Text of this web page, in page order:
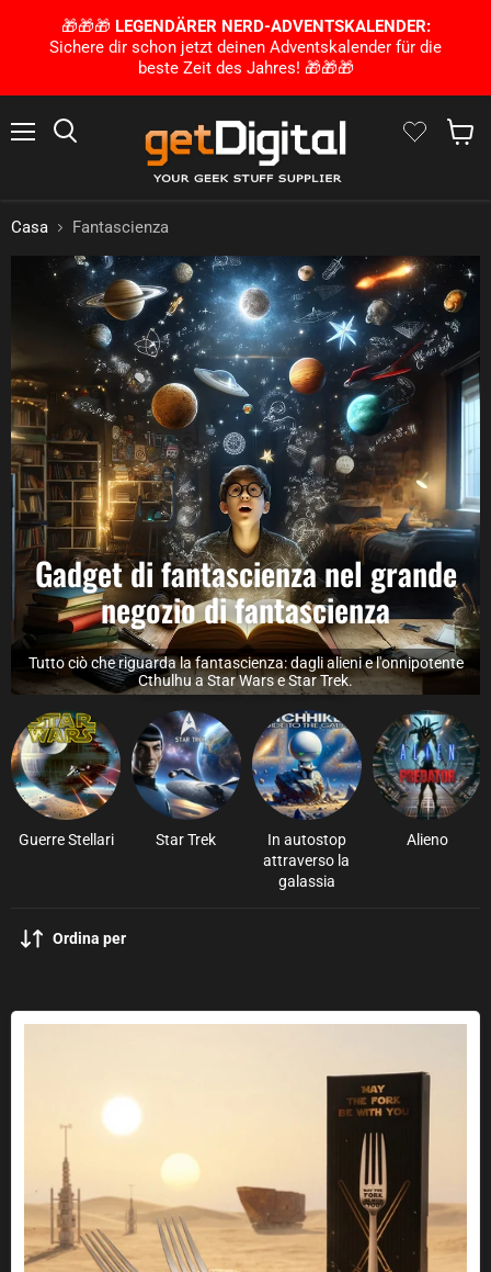
🎁🎁🎁 LEGENDÄRER NERD-ADVENTSKALENDER:
Sichere dir schon jetzt deinen Adventskalender für die
beste Zeit des Jahres! 🎁🎁🎁
Casa Fantascienza
Gadget di fantascienza nel grande
negozio di fantascienza
Tutto ciò che riguarda la fantascienza: dagli alieni e l'onnipotente
Cthulhu a Star Wars e Star Trek.
Guerre Stellari Star Trek
In autostop
attraverso la
galassia
Alieno
Ordina per